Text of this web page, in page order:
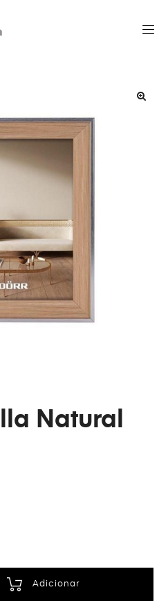
Natural
Adicionar